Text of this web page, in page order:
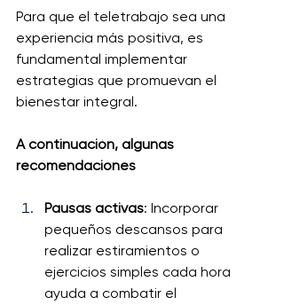
Para que el teletrabajo sea una
experiencia más positiva, es
fundamental implementar
estrategias que promuevan el
bienestar integral.
A continuación, algunas
recomendaciones
Pausas activas: Incorporar
pequeños descansos para
realizar estiramientos o
ejercicios simples cada hora
ayuda a combatir el